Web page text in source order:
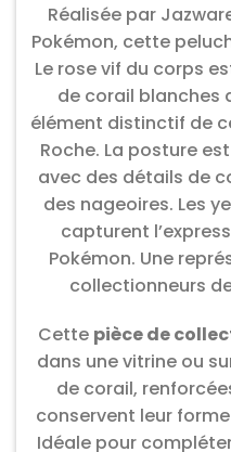
Réalisée par
Pokémon, cette
Le rose vif du corps
de corail blanches
élément distinctif de
Roche. La posture
avec des détails de
des nageoires. Les
capturent
Pokémon. Une
collectionneurs
Cette pièce de
dans une vitrine ou
de corail,
conservent leur
Idéale pour